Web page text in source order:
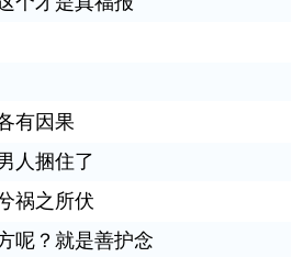
有因果
人捆住了
祸之所伏
呢？就是善护念